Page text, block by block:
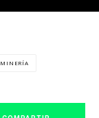
MINERÍA